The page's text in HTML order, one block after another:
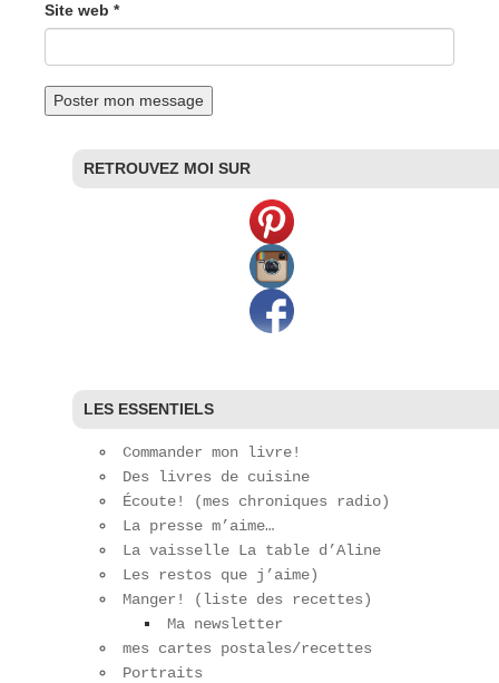
Site web *
RETROUVEZ MOI SUR
LES ESSENTIELS
Commander mon livre!
Des livres de cuisine
Écoute! (mes chroniques radio)
La presse m’aime…
La vaisselle La table d’Aline
Les restos que j’aime)
Manger! (liste des recettes)
Ma newsletter
mes cartes postales/recettes
Portraits